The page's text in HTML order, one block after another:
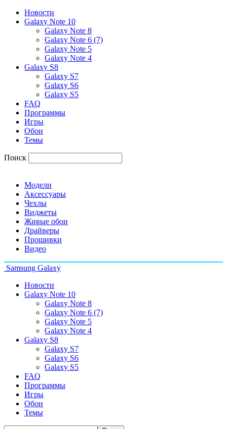
Новости
Galaxy Note 10
Galaxy Note 8
Galaxy Note 6 (7)
Galaxy Note 5
Galaxy Note 4
Galaxy S8
Galaxy S7
Galaxy S6
Galaxy S5
FAQ
Программы
Игры
Обои
Темы
Поиск
Модели
Аксессуары
Чехлы
Виджеты
Живые обои
Драйверы
Прошивки
Видео
Samsung Galaxy
Новости
Galaxy Note 10
Galaxy Note 8
Galaxy Note 6 (7)
Galaxy Note 5
Galaxy Note 4
Galaxy S8
Galaxy S7
Galaxy S6
Galaxy S5
FAQ
Программы
Игры
Обои
Темы